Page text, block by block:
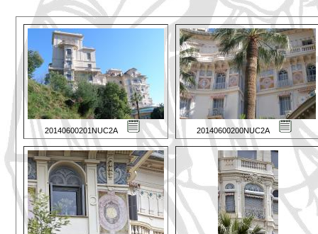
20140600201NUC2A 20140600200NUC2A